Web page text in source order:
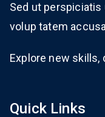
Sed ut
volup tatem
Explore new
Quick Links